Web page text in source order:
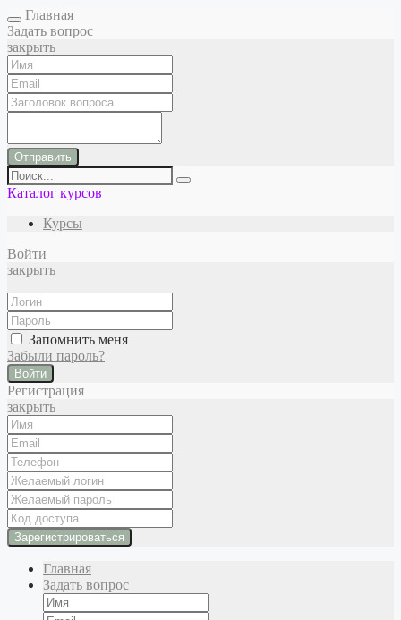
Главная
Задать вопрос
закрыть
Отправить
Каталог курсов
Курсы
Войти
закрыть
Запомнить меня
Забыли пароль?
Войти
Регистрация
закрыть
Главная
Задать вопрос